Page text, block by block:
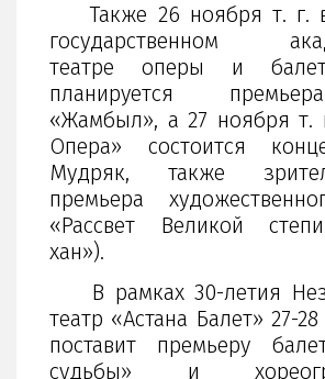
Также 26 ноября т. г. в
государственном
театре оперы и
планируется
«Жамбыл», а 27 ноября т.
Опера» состоится
Мудряк, также
премьера
«Рассвет Великой
хан»).
В рамках 30-летия
театр «Астана Балет» 27-
поставит премьеру
судьбы» и